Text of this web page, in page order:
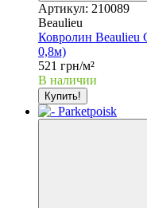
Артикул: 210089
Beaulieu
Ковролин Beaulieu
0,8м)
521 грн/м²
В наличии
Купить!